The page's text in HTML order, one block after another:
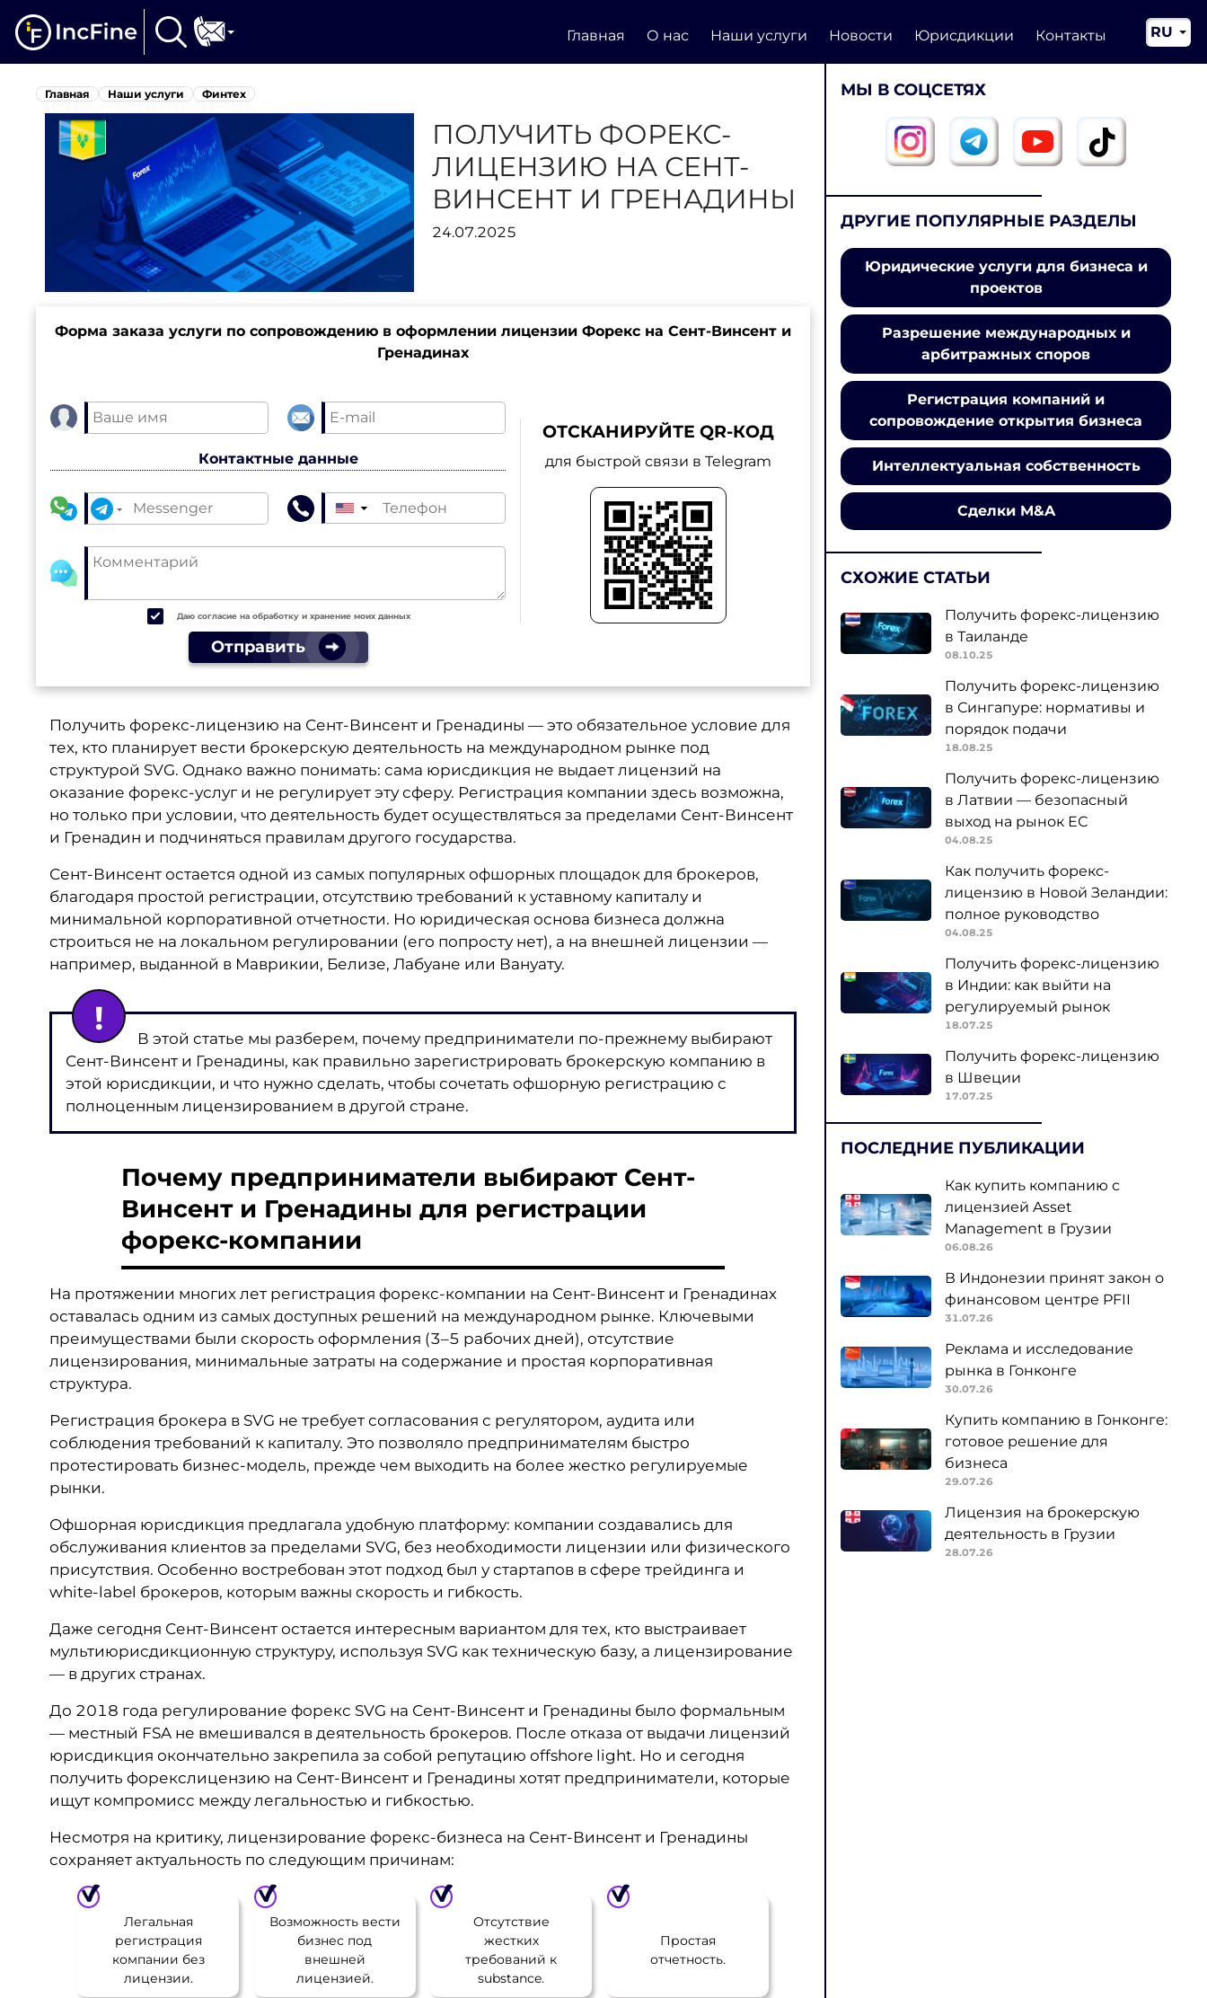
Главная О нас Наши услуги Новости Юрисдикции Контакты
RU
EN
Главная Наши услуги Финтех
ПОЛУЧИТЬ ФОРЕКС-
ЛИЦЕНЗИЮ НА СЕНТ-
ВИНСЕНТ И ГРЕНАДИНЫ
24.07.2025
Форма заказа услуги по сопровождению в оформлении лицензии Форекс на Сент-Винсент и
Гренадинах
Контактные данные
▼
Даю согласие на обработку и хранение моих данных
Отправить
ОТСКАНИРУЙТЕ QR-КОД
для быстрой связи в Telegram
Получить форекс-лицензию на Сент-Винсент и Гренадины — это обязательное условие для
тех, кто планирует вести брокерскую деятельность на международном рынке под
структурой SVG. Однако важно понимать: сама юрисдикция не выдает лицензий на
оказание форекс-услуг и не регулирует эту сферу. Регистрация компании здесь возможна,
но только при условии, что деятельность будет осуществляться за пределами Сент-Винсент
и Гренадин и подчиняться правилам другого государства.
Сент-Винсент остается одной из самых популярных офшорных площадок для брокеров,
благодаря простой регистрации, отсутствию требований к уставному капиталу и
минимальной корпоративной отчетности. Но юридическая основа бизнеса должна
строиться не на локальном регулировании (его попросту нет), а на внешней лицензии —
например, выданной в Маврикии, Белизе, Лабуане или Вануату.
В этой статье мы разберем, почему предприниматели по-прежнему выбирают
Сент-Винсент и Гренадины, как правильно зарегистрировать брокерскую компанию в
этой юрисдикции, и что нужно сделать, чтобы сочетать офшорную регистрацию с
полноценным лицензированием в другой стране.
Почему предприниматели выбирают Сент-
Винсент и Гренадины для регистрации
форекс-компании
На протяжении многих лет регистрация форекс-компании на Сент-Винсент и Гренадинах
оставалась одним из самых доступных решений на международном рынке. Ключевыми
преимуществами были скорость оформления (3–5 рабочих дней), отсутствие
лицензирования, минимальные затраты на содержание и простая корпоративная
структура.
Регистрация брокера в SVG не требует согласования с регулятором, аудита или
соблюдения требований к капиталу. Это позволяло предпринимателям быстро
протестировать бизнес-модель, прежде чем выходить на более жестко регулируемые
рынки.
Офшорная юрисдикция предлагала удобную платформу: компании создавались для
обслуживания клиентов за пределами SVG, без необходимости лицензии или физического
присутствия. Особенно востребован этот подход был у стартапов в сфере трейдинга и
white-label брокеров, которым важны скорость и гибкость.
Даже сегодня Сент-Винсент остается интересным вариантом для тех, кто выстраивает
мультиюрисдикционную структуру, используя SVG как техническую базу, а лицензирование
— в других странах.
До 2018 года регулирование форекс SVG на Сент-Винсент и Гренадины было формальным
— местный FSA не вмешивался в деятельность брокеров. После отказа от выдачи лицензий
юрисдикция окончательно закрепила за собой репутацию offshore light. Но и сегодня
получить форекслицензию на Сент-Винсент и Гренадины хотят предприниматели, которые
ищут компромисс между легальностью и гибкостью.
Несмотря на критику, лицензирование форекс-бизнеса на Сент-Винсент и Гренадины
сохраняет актуальность по следующим причинам:
Легальная
регистрация
компании без
лицензии.
Возможность вести
бизнес под
внешней
лицензией.
Отсутствие
жестких
требований к
substance.
Простая
отчетность.
МЫ В СОЦСЕТЯХ
ДРУГИЕ ПОПУЛЯРНЫЕ РАЗДЕЛЫ
Юридические услуги для бизнеса и
проектов
Разрешение международных и
арбитражных споров
Регистрация компаний и
сопровождение открытия бизнеса
Интеллектуальная собственность
Сделки M&A
СХОЖИЕ СТАТЬИ
Получить форекс-лицензию
в Таиланде
08.10.25
Получить форекс-лицензию
в Сингапуре: нормативы и
порядок подачи
18.08.25
Получить форекс-лицензию
в Латвии — безопасный
выход на рынок ЕС
04.08.25
Как получить форекс-
лицензию в Новой Зеландии:
полное руководство
04.08.25
Получить форекс-лицензию
в Индии: как выйти на
регулируемый рынок
18.07.25
Получить форекс-лицензию
в Швеции
17.07.25
ПОСЛЕДНИЕ ПУБЛИКАЦИИ
Как купить компанию с
лицензией Asset
Management в Грузии
06.08.26
В Индонезии принят закон о
финансовом центре PFII
31.07.26
Реклама и исследование
рынка в Гонконге
30.07.26
Купить компанию в Гонконге:
готовое решение для
бизнеса
29.07.26
Лицензия на брокерскую
деятельность в Грузии
28.07.26